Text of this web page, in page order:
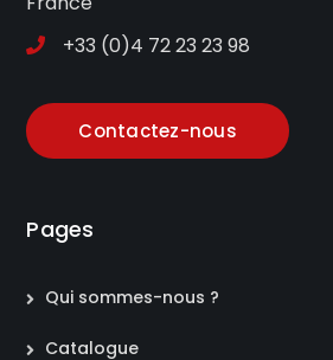
+33 (0)4 72 23 23 98
Contactez-nous
Pages
Qui sommes-nous ?
Catalogue